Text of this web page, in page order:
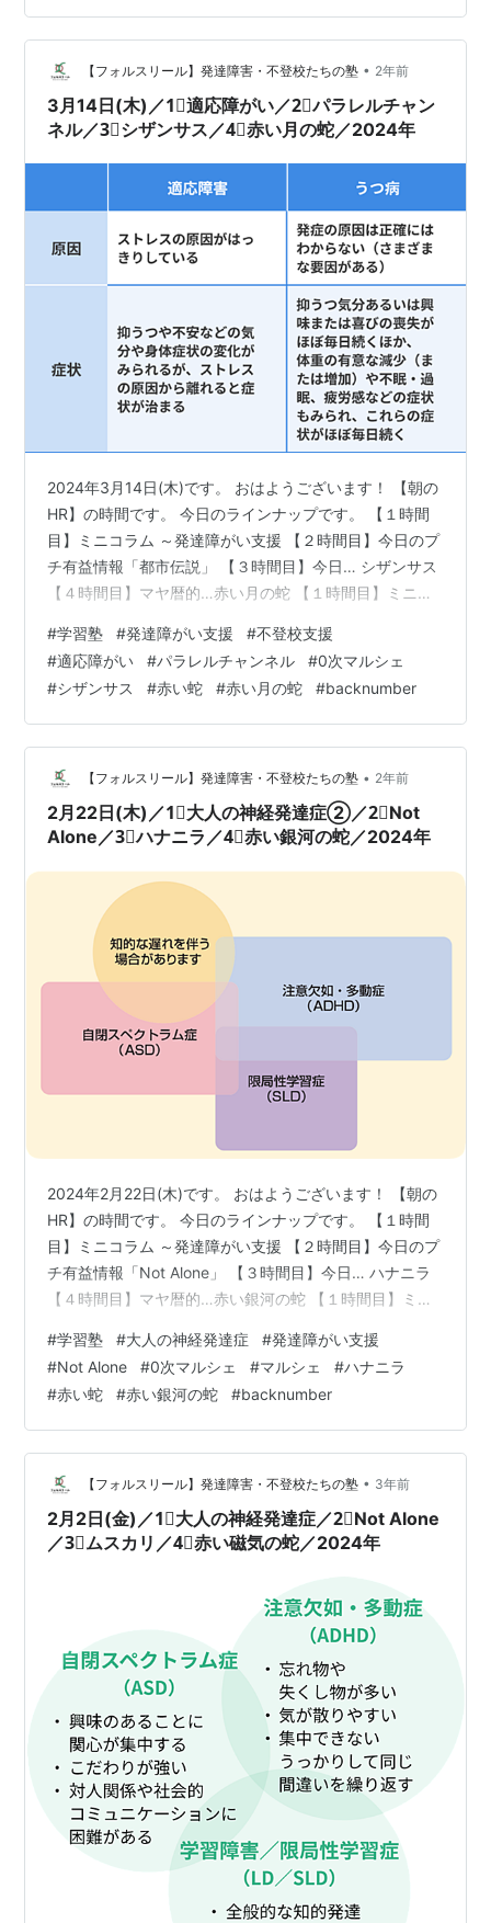
個別のカウンセリングや教育プランの作成、 フリース
ク…
【フォルスリール】発達障害・不登校たちの塾 • 2年前
3月14日(木)／1⃣適応障がい／2⃣パラレルチャン
ネル／3⃣シザンサス／4⃣赤い月の蛇／2024年
2024年3月14日(木)です。 おはようございます！ 【朝の
HR】の時間です。 今日のラインナップです。 【１時間
目】ミニコラム ～発達障がい支援 【２時間目】今日のプ
チ有益情報「都市伝説」 【３時間目】今日… シザンサス
【４時間目】マヤ暦的…赤い月の蛇 【１時間目】ミニコ
日も適応障がいについて考えていきます。 外因的ストレ
スを自分で解決できないとき、 または簡単に除去できな
い場合に 適応障がいが起こりやすくなります。 外因的な
ストレスになりやすいのは、 以下のような事柄です。
①仕事で起るケース ②プライベ…
#学習塾 #発達障がい支援 #不登校支援
#適応障がい #パラレルチャンネル #0次マルシェ
#シザンサス #赤い蛇 #赤い月の蛇 #backnumber
【フォルスリール】発達障害・不登校たちの塾 • 2年前
2月22日(木)／1⃣大人の神経発達症②／2⃣Not
Alone／3⃣ハナニラ／4⃣赤い銀河の蛇／2024年
2024年2月22日(木)です。 おはようございます！ 【朝の
HR】の時間です。 今日のラインナップです。 【１時間
目】ミニコラム ～発達障がい支援 【２時間目】今日のプ
チ有益情報「Not Alone」 【３時間目】今日… ハナニラ
【４時間目】マヤ暦的…赤い銀河の蛇 【１時間目】ミニ
今日も大人の神経発達症についての お話をしていきま
す。 自閉スペクトラムを持つ人は、 自分に合わない環境
下に置かれてしまうと、 日常生活にさまざまな悪い影響
を 及ぼしてしまうこともあります。 この自閉スペクトラ
ムに人の職場での 具体…
#学習塾 #大人の神経発達症 #発達障がい支援
#Not Alone #0次マルシェ #マルシェ #ハナニラ
#赤い蛇 #赤い銀河の蛇 #backnumber
【フォルスリール】発達障害・不登校たちの塾 • 3年前
2月2日(金)／1⃣大人の神経発達症／2⃣Not Alone
／3⃣ムスカリ／4⃣赤い磁気の蛇／2024年